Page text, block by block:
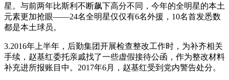
星。与前两年比斯利不断飙下高分不同，今年的全明星的本土
元素更加抢眼——24名全明星仅仅有6名外援，10名首发悉数
都是本土球员。
3.2016年上半年，后勤集团开展检查整改工作时，为补齐相关
手续，赵基红委托亲戚找了一些虚假接待公函，作为整改材料
补充进所报账目中。2017年6月，赵基红受到党内警告处分。